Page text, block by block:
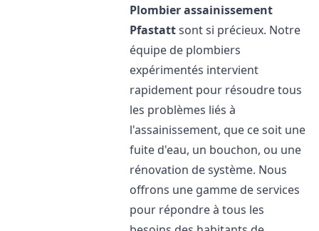
Plombier assainissement
Pfastattsont si précieux. Notre
équipe de plombiers
expérimentés intervient
rapidement pour résoudre tous
les problèmes liés à
l'assainissement, que ce soit une
fuite d'eau, un bouchon, ou une
rénovation de système. Nous
offrons une gamme de services
pour répondre à tous les